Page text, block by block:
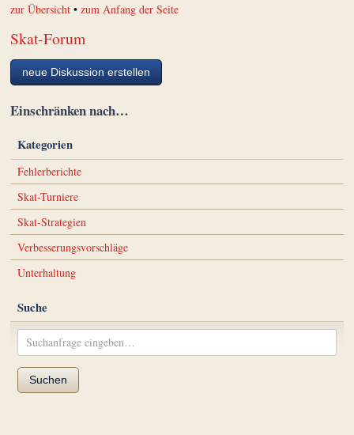
zur Übersicht •zum Anfang der Seite
Skat-Forum
neue Diskussion erstellen
Einschränken nach…
Kategorien
Fehlerberichte
Skat-Turniere
Skat-Strategien
Verbesserungsvorschläge
Unterhaltung
Suche
Suchen